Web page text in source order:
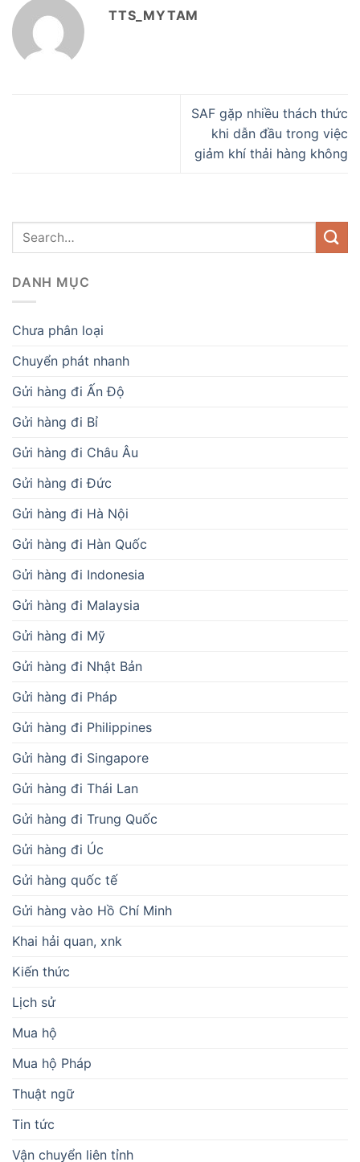
TTS_MYTAM
SAF gặp nhiều thách thức
khi dẫn đầu trong việc
giảm khí thải hàng không
DANH MỤC
Chưa phân loại
Chuyển phát nhanh
Gửi hàng đi Ấn Độ
Gửi hàng đi Bỉ
Gửi hàng đi Châu Âu
Gửi hàng đi Đức
Gửi hàng đi Hà Nội
Gửi hàng đi Hàn Quốc
Gửi hàng đi Indonesia
Gửi hàng đi Malaysia
Gửi hàng đi Mỹ
Gửi hàng đi Nhật Bản
Gửi hàng đi Pháp
Gửi hàng đi Philippines
Gửi hàng đi Singapore
Gửi hàng đi Thái Lan
Gửi hàng đi Trung Quốc
Gửi hàng đi Úc
Gửi hàng quốc tế
Gửi hàng vào Hồ Chí Minh
Khai hải quan, xnk
Kiến thức
Lịch sử
Mua hộ
Mua hộ Pháp
Thuật ngữ
Tin tức
Vận chuyển liên tỉnh